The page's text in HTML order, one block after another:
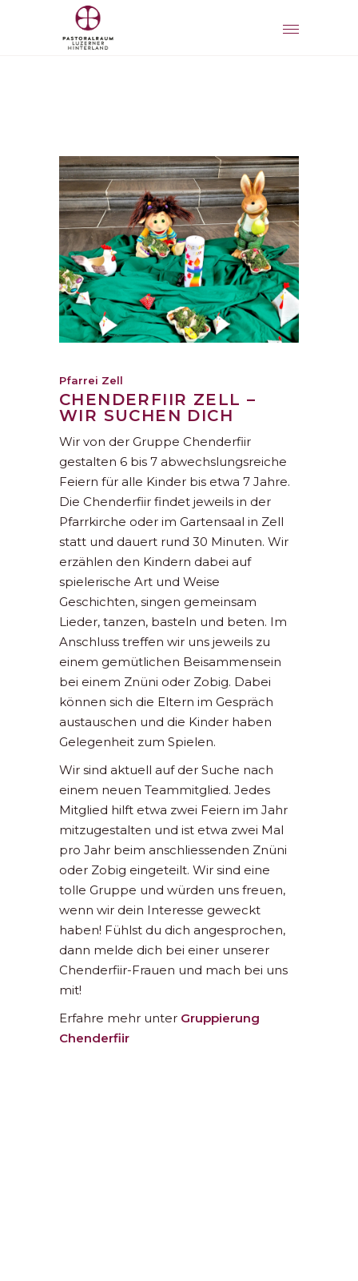
Pfarrei Zell
CHENDERFIIR ZELL –
WIR SUCHEN DICH
Wir von der Gruppe Chenderfiir
gestalten 6 bis 7 abwechslungsreiche
Feiern für alle Kinder bis etwa 7 Jahre.
Die Chenderfiir findet jeweils in der
Pfarrkirche oder im Gartensaal in Zell
statt und dauert rund 30 Minuten. Wir
erzählen den Kindern dabei auf
spielerische Art und Weise
Geschichten, singen gemeinsam
Lieder, tanzen, basteln und beten. Im
Anschluss treffen wir uns jeweils zu
einem gemütlichen Beisammensein
bei einem Znüni oder Zobig. Dabei
können sich die Eltern im Gespräch
austauschen und die Kinder haben
Gelegenheit zum Spielen.
Wir sind aktuell auf der Suche nach
einem neuen Teammitglied. Jedes
Mitglied hilft etwa zwei Feiern im Jahr
mitzugestalten und ist etwa zwei Mal
pro Jahr beim anschliessenden Znüni
oder Zobig eingeteilt. Wir sind eine
tolle Gruppe und würden uns freuen,
wenn wir dein Interesse geweckt
haben! Fühlst du dich angesprochen,
dann melde dich bei einer unserer
Chenderfiir-Frauen und mach bei uns
mit!
Erfahre mehr unter Gruppierung
Chenderfiir